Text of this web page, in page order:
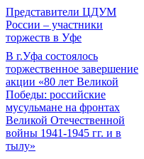
Представители ЦДУМ
России – участники
торжеств в Уфе
В г.Уфа состоялось
торжественное завершение
акции «80 лет Великой
Победы: российские
мусульмане на фронтах
Великой Отечественной
войны 1941-1945 гг. и в
тылу»